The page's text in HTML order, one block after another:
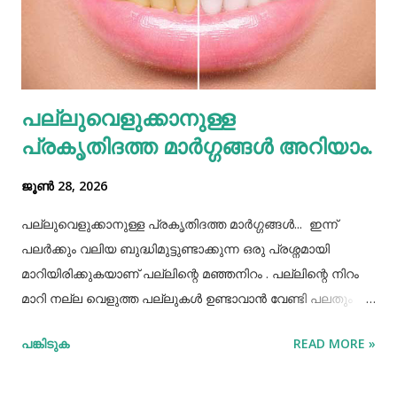
അമിതപ്രാധാന്യമാണു വ്യക്തമാക്കുന്നത്. നിറുക എന്നതു
നാഡീഞരമ്ബുകളുടെ പ്രഭവസ്ഥാനമാണ്. നിറുകയിലൂടെ
വെള്ളവും എണ്ണയും നാഡിവ്യൂഹത്തിലേക്ക് നേരിട്ടരിച്ചിറങ്ങും.
വെള്ളം നിറുകയില്‍ താഴുന്നതാണു നീര്‍ക്കെട്ടിനു
കാരണമാകുന്നത്. മുൻകാലങ്ങളില്‍ മഴക്കാലം
പനിക്കാലമായിരുന്നില്ല. കാരണം, പണ്...
പല്ലുവെളുക്കാനുള്ള
പ്രകൃതിദത്ത മാര്‍ഗ്ഗങ്ങള്‍ അറിയാം.
ജൂൺ 28, 2026
പല്ലുവെളുക്കാനുള്ള പ്രകൃതിദത്ത മാര്‍ഗ്ഗങ്ങള്‍... ഇന്ന്
പലർക്കും വലിയ ബുദ്ധിമുട്ടുണ്ടാക്കുന്ന ഒരു പ്രശ്നമായി
മാറിയിരിക്കുകയാണ് പല്ലിന്റെ മഞ്ഞനിറം . പല്ലിന്റെ നിറം
മാറി നല്ല വെളുത്ത പല്ലുകൾ ഉണ്ടാവാൻ വേണ്ടി പലതും
പല്ലിന്‍റെ മഞ്ഞനിറം മാറ്റാന്‍ പല മാര്‍ഗ്ഗങ്ങളും
പങ്കിടുക READ MORE »